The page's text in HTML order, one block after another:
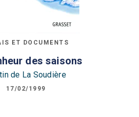
ET DOCUMENTS
des saisons
de La Soudière
17/02/1999